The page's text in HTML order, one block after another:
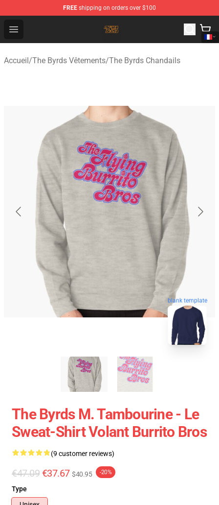
FREE shipping on orders over $100
Open menu
The Byrds Store - Official The Byrds Merchandise Shop
Accueil/The Byrds Vêtements/The Byrds Chandails
blank template
The Byrds M. Tambourine - Le
Sweat-Shirt Volant Burrito Bros
(9 customer reviews)
€47.09 €37.67 $40.95 -20%
Type